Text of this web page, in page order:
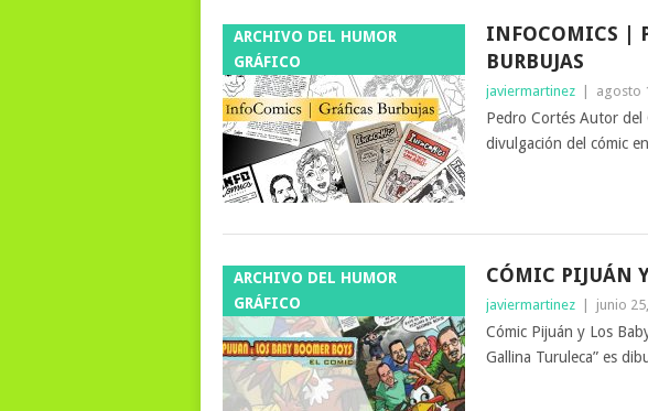
ARCHIVO DEL HUMOR
GRÁFICO
INFOCOMICS |
BURBUJAS
javiermartinez | agosto
Pedro Cortés Autor del
divulgación del cómic
ARCHIVO DEL HUMOR
GRÁFICO
CÓMIC PIJUÁN
javiermartinez | junio
Cómic Pijuán y Los
Gallina Turuleca” es